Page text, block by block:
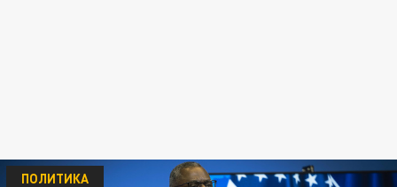
ПОЛИТИКА